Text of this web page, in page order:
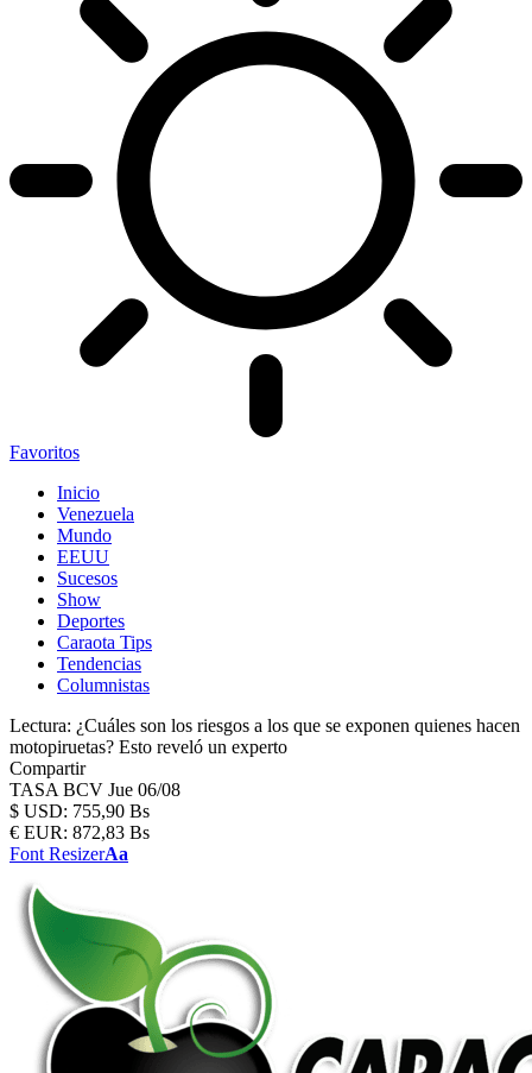
Favoritos
Inicio
Venezuela
Mundo
EEUU
Sucesos
Show
Deportes
Caraota Tips
Tendencias
Columnistas
Lectura: ¿Cuáles son los riesgos a los que se exponen quienes hacen
motopiruetas? Esto reveló un experto
Compartir
TASA BCV Jue 06/08
$ USD: 755,90 Bs
€ EUR: 872,83 Bs
Font ResizerAa